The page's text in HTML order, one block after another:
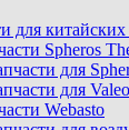
для
Spheros
для
для
Webasto